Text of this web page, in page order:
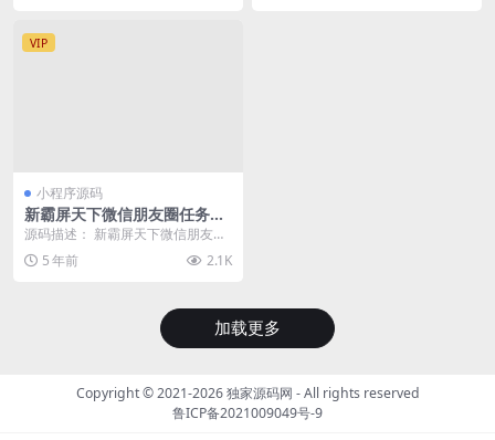
VIP
小程序源码
新霸屏天下微信朋友圈任务分
享自动挂机赚钱APP完整版源
码微信朋友圈源码微信宣传源
码
源码描述： 新霸屏天下微信朋友圈
任务分享自动挂机赚钱APP完整版
源码微信朋友圈源...
5 年前 2.1K
加载更多
Copyright © 2021-2026独家源码网 - All rights reserved
鲁ICP备2021009049号-9